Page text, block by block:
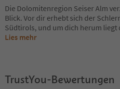
Die Dolomitenregion Seiser Alm
Blick. Vor dir erhebt sich der
Südtirols, und um dich herum liegt
Lies mehr
TrustYou-Bewertungen